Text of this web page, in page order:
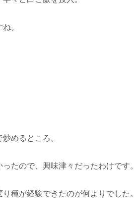
。
めるところ。
たので、興味津々だったわけです。
種が経験できたのが何よりでした。